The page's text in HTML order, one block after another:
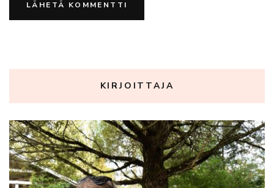
KIRJOITTAJA